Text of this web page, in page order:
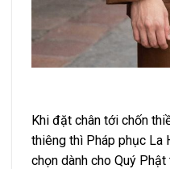
Khi đặt chân tới chốn
thiêng thì Pháp phục La
chọn dành cho Quý